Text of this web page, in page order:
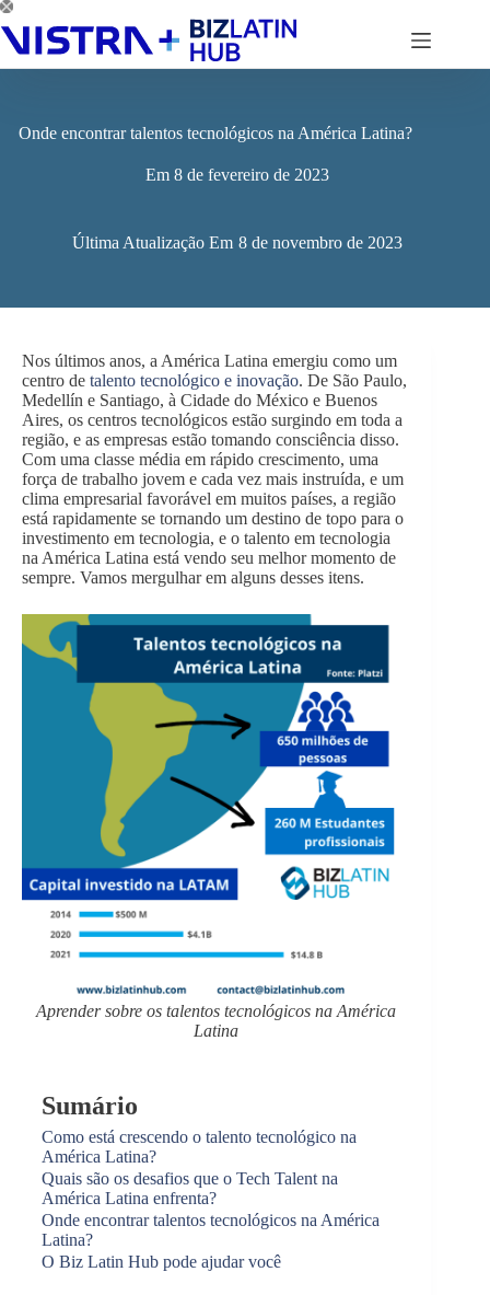
Pular
para
conteúdo
Onde encontrar talentos tecnológicos na América Latina?
Em 8 de fevereiro de 2023
Última Atualização Em 8 de novembro de 2023
Nos últimos anos, a América Latina emergiu como um
centro de talento tecnológico e inovação. De São Paulo,
Medellín e Santiago, à Cidade do México e Buenos
Aires, os centros tecnológicos estão surgindo em toda a
região, e as empresas estão tomando consciência disso.
Com uma classe média em rápido crescimento, uma
força de trabalho jovem e cada vez mais instruída, e um
clima empresarial favorável em muitos países, a região
está rapidamente se tornando um destino de topo para o
investimento em tecnologia, e o talento em tecnologia
na América Latina está vendo seu melhor momento de
sempre. Vamos mergulhar em alguns desses itens.
Aprender sobre os talentos tecnológicos na América
Latina
Sumário
Como está crescendo o talento tecnológico na
América Latina?
Quais são os desafios que o Tech Talent na
América Latina enfrenta?
Onde encontrar talentos tecnológicos na América
Latina?
O Biz Latin Hub pode ajudar você